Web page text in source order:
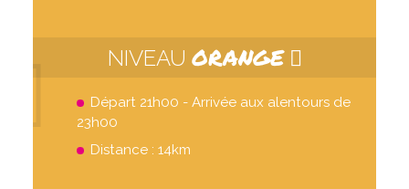
NIVEAU ORANGE
Départ 21h00 - Arrivée aux alentours de
23h00
Distance : 14km